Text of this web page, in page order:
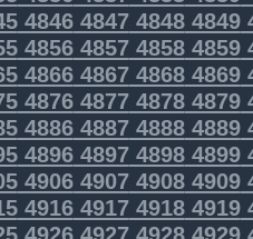
4846484748484849
4856485748584859
4866486748684869
4876487748784879
4886488748884889
4896489748984899
4906490749084909
4916491749184919